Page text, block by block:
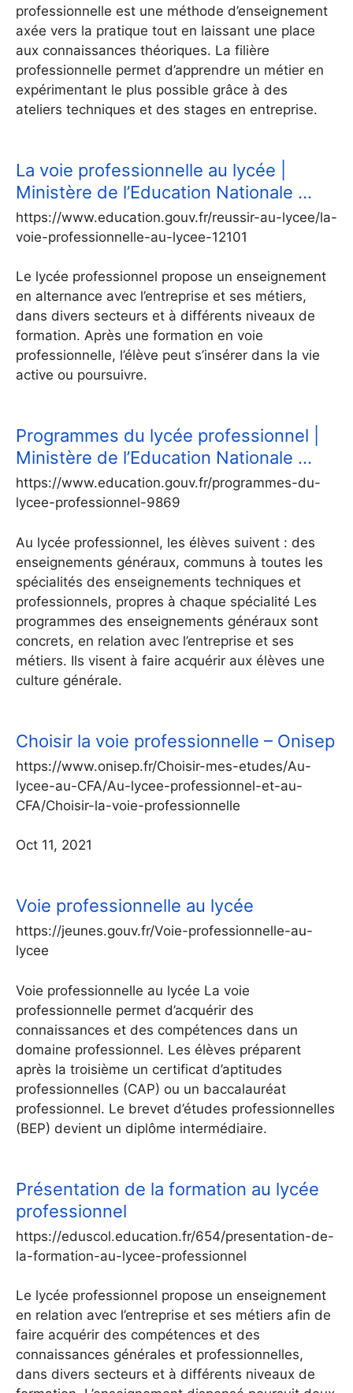
professionnelle est une méthode d’enseignement
axée vers la pratique tout en laissant une place
aux connaissances théoriques. La filière
professionnelle permet d’apprendre un métier en
expérimentant le plus possible grâce à des
ateliers techniques et des stages en entreprise.
La voie professionnelle au lycée |
Ministère de l’Education Nationale …
https://www.education.gouv.fr/reussir-au-lycee/la-
voie-professionnelle-au-lycee-12101
Le lycée professionnel propose un enseignement
en alternance avec l’entreprise et ses métiers,
dans divers secteurs et à différents niveaux de
formation. Après une formation en voie
professionnelle, l’élève peut s’insérer dans la vie
active ou poursuivre.
Programmes du lycée professionnel |
Ministère de l’Education Nationale …
https://www.education.gouv.fr/programmes-du-
lycee-professionnel-9869
Au lycée professionnel, les élèves suivent : des
enseignements généraux, communs à toutes les
spécialités des enseignements techniques et
professionnels, propres à chaque spécialité Les
programmes des enseignements généraux sont
concrets, en relation avec l’entreprise et ses
métiers. Ils visent à faire acquérir aux élèves une
culture générale.
Choisir la voie professionnelle – Onisep
https://www.onisep.fr/Choisir-mes-etudes/Au-
lycee-au-CFA/Au-lycee-professionnel-et-au-
CFA/Choisir-la-voie-professionnelle
Oct 11, 2021
Voie professionnelle au lycée
https://jeunes.gouv.fr/Voie-professionnelle-au-
lycee
Voie professionnelle au lycée La voie
professionnelle permet d’acquérir des
connaissances et des compétences dans un
domaine professionnel. Les élèves préparent
après la troisième un certificat d’aptitudes
professionnelles (CAP) ou un baccalauréat
professionnel. Le brevet d’études professionnelles
(BEP) devient un diplôme intermédiaire.
Présentation de la formation au lycée
professionnel
https://eduscol.education.fr/654/presentation-de-
la-formation-au-lycee-professionnel
Le lycée professionnel propose un enseignement
en relation avec l’entreprise et ses métiers afin de
faire acquérir des compétences et des
connaissances générales et professionnelles,
dans divers secteurs et à différents niveaux de